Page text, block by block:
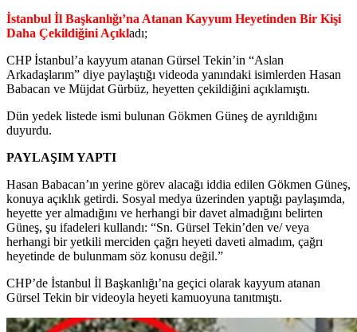
İstanbul İl Başkanlığı’na Atanan Kayyum Heyetinden Bir Kişi
Daha Çekildiğini Açıkladı;
CHP İstanbul’a kayyum atanan Gürsel Tekin’in “Aslan
Arkadaşlarım” diye paylaştığı videoda yanındaki isimlerden Hasan
Babacan ve Müjdat Gürbüz, heyetten çekildiğini açıklamıştı.
Dün yedek listede ismi bulunan Gökmen Güneş de ayrıldığını
duyurdu.
PAYLAŞIM YAPTI
Hasan Babacan’ın yerine görev alacağı iddia edilen Gökmen Güneş,
konuya açıklık getirdi. Sosyal medya üzerinden yaptığı paylaşımda,
heyette yer almadığını ve herhangi bir davet almadığını belirten
Güneş, şu ifadeleri kullandı: “Sn. Gürsel Tekin’den ve/ veya
herhangi bir yetkili merciden çağrı heyeti daveti almadım, çağrı
heyetinde de bulunmam söz konusu değil.”
CHP’de İstanbul İl Başkanlığı’na geçici olarak kayyum atanan
Gürsel Tekin bir videoyla heyeti kamuoyuna tanıtmıştı.